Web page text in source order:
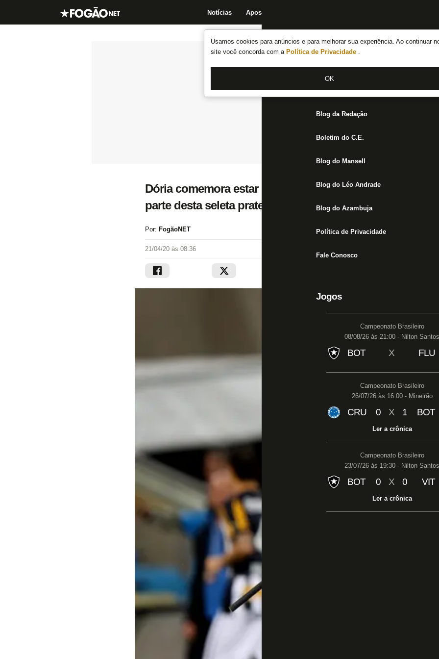
Usamos cookies para anúncios e para melhorar sua experiência. Ao continuar
site você concorda com a Política de Privacidade .
OK
Notícias Apostas
Notícias do Botafogo
Fórum
Jogos
Blog da Redação
Boletim do C.E.
Blog do Mansell
Blog do Léo Andrade
Blog do Azambuja
Política de Privacidade
Fale Conosco
Jogos
Campeonato Brasileiro
08/08/26 às 21:00 - Nilton Santos
BOT X FLU
Campeonato Brasileiro
26/07/26 às 16:00 - Mineirão
CRU 0 X 1 BOT
Ler a crônica
Campeonato Brasileiro
23/07/26 às 19:30 - Nilton Santos
BOT 0 X 0 VIT
Ler a crônica
Dória comemora estar no time do século do Botafogo:
parte desta seleta prateleira’
Por: FogãoNET
21/04/20 às 08:36